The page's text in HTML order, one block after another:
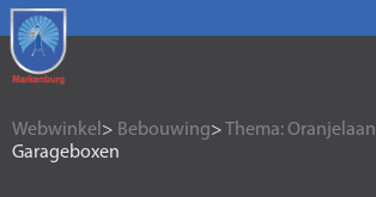
Webwinkel > Bebouwing> Thema: Oranjelaan
Garageboxen